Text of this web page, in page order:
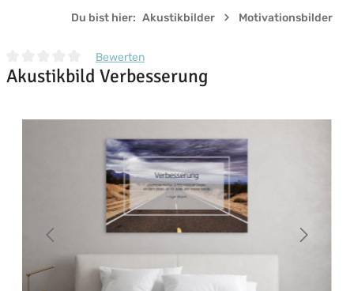
Du bist hier: Akustikbilder Motivationsbilder
Durchschnittliche Bewertung von 0 von 5 Sternen
Bewerten
Akustikbild Verbesserung